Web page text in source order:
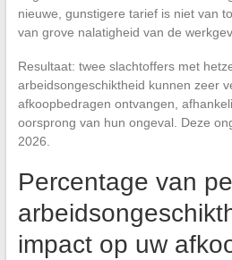
nieuwe, gunstigere tarief is niet van
van grove nalatigheid van de
Resultaat: twee slachtoffers met
arbeidsongeschiktheid kunnen zeer
afkoopbedragen ontvangen,
oorsprong van hun ongeval. Deze
2026.
Percentage van
impact op uw